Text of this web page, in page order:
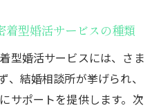
メリット
が提供するサポート内
着型婚活サービスの種類
型婚活サービスには、さま
、結婚相談所が挙げられ、
サポートを提供します。次